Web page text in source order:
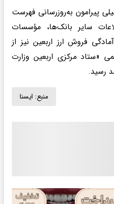
پیرامون به‌روزرسانی فهرست
سایر بانک‌ها، مؤسسات
فروش ارز اربعین نیز از
«ستاد مرکزی اربعین وزارت
رسید.
منبع: ايسنا